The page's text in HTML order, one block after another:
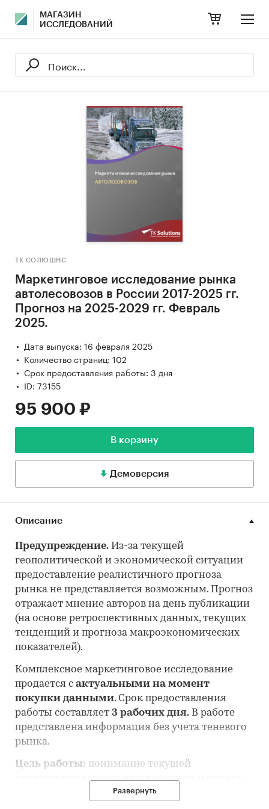
МАГАЗИН
ИССЛЕДОВАНИЙ
ТК СОЛЮШНС
Маркетинговое исследование рынка
автолесовозов в России 2017-2025 гг.
Прогноз на 2025-2029 гг. Февраль
2025.
Дата выпуска: 16 февраля 2025
Количество страниц: 102
Срок предоставления работы: 3 дня
ID: 73155
95 900 ₽
В корзину
Демоверсия
Описание
Предупреждение. Из-за текущей
геополитической и экономической ситуации
предоставление реалистичного прогноза
рынка не представляется возможным. Прогноз
отражает мнение авторов на день публикации
(на основе ретроспективных данных, текущих
тенденций и прогноза макроэкономических
показателей).
Комплексное маркетинговое исследование
продается с актуальными на момент
покупки данными. Срок предоставления
работы составляет 3 рабочих дня. В работе
представлена информация без учета теневого
рынка.
Цель работы: понимание текущей
конъюнктуры рынка автолесовозов и оценка
перспектив его развития.
Развернуть